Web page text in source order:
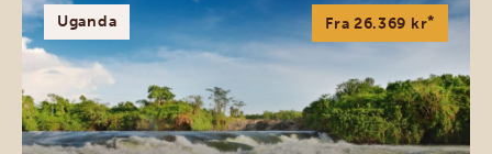
Uganda Fra 26.369 kr*